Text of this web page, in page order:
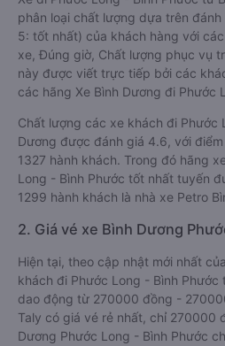
phân loại chất lượng dựa trên đánh
5: tốt nhất) của khách hàng với
xe, Đúng giờ, Chất lượng phục vụ
này được viết trực tiếp bởi các
các hãng Xe Bình Dương đi Phước
Chất lượng các xe khách đi Phước
Dương được đánh giá 4.6, với
1327 hành khách. Trong đó hãng
Long - Bình Phước tốt nhất tuyến
1299 hành khách là nhà xe Petro
2. Giá vé xe Bình Dương
Hiện tại, theo cập nhật mới nhất của
khách đi Phước Long - Bình
dao động từ 270000 đồng -
Taly có giá vé rẻ nhất, chỉ 270000
Dương Phước Long - Bình Phước